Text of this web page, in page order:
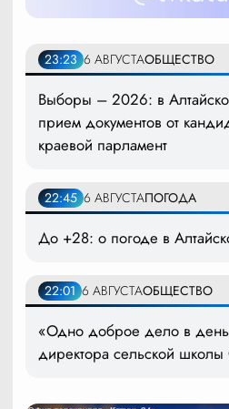
23:23 6 АВГУСТАОБЩЕСТВО
Выборы – 2026: в
прием документов от
краевой парламент
22:45 6 АВГУСТАПОГОДА
До +28: о погоде в
22:01 6 АВГУСТАОБЩЕСТВО
«Одно доброе дело в
директора сельской